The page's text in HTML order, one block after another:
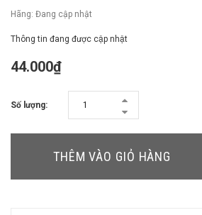
Hãng: Đang cập nhật
Thông tin đang được cập nhật
44.000₫
Số lượng:
THÊM VÀO GIỎ HÀNG